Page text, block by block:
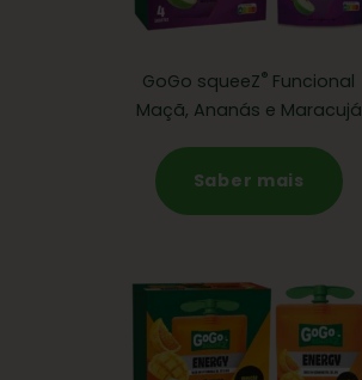
GoGo squeeZ® Funcional
Maçã, Ananás e Maracujá
Saber mais